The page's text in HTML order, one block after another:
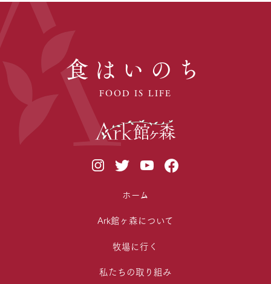
食はいのち
FOOD IS LIFE
ホーム
Ark館ヶ森について
牧場に行く
私たちの取り組み